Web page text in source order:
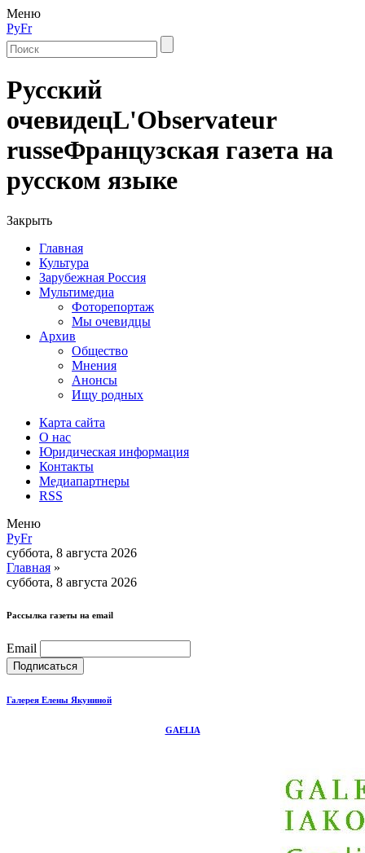
Меню
РуFr
Русский
очевидецL'Observateur
russeФранцузская газета на
русском языке
Закрыть
Главная
Культура
Зарубежная Россия
Мультимедиа
Фоторепортаж
Мы очевидцы
Архив
Общество
Мнения
Анонсы
Ищу родных
Карта сайта
О нас
Юридическая информация
Контакты
Медиапартнеры
RSS
Меню
РуFr
суббота, 8 августа 2026
Главная »
суббота, 8 августа 2026
Рассылка газеты на email
Email
Галерея Елены Якуниной
GAELIA